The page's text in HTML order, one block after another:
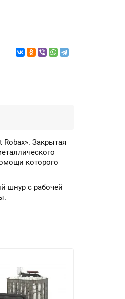
Закрытая
которого
шнур с рабочей